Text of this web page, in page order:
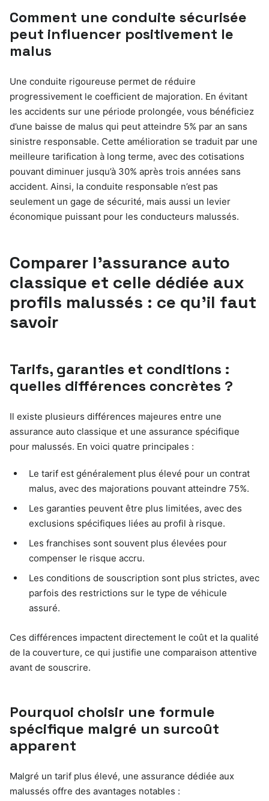
Comment une conduite sécurisée
peut influencer positivement le
malus
Une conduite rigoureuse permet de réduire
progressivement le coefficient de majoration. En évitant
les accidents sur une période prolongée, vous bénéficiez
d’une baisse de malus qui peut atteindre 5% par an sans
sinistre responsable. Cette amélioration se traduit par une
meilleure tarification à long terme, avec des cotisations
pouvant diminuer jusqu’à 30% après trois années sans
accident. Ainsi, la conduite responsable n’est pas
seulement un gage de sécurité, mais aussi un levier
économique puissant pour les conducteurs malussés.
Comparer l’assurance auto
classique et celle dédiée aux
profils malussés : ce qu’il faut
savoir
Tarifs, garanties et conditions :
quelles différences concrètes ?
Il existe plusieurs différences majeures entre une
assurance auto classique et une assurance spécifique
pour malussés. En voici quatre principales :
Le tarif est généralement plus élevé pour un contrat
malus, avec des majorations pouvant atteindre 75%.
Les garanties peuvent être plus limitées, avec des
exclusions spécifiques liées au profil à risque.
Les franchises sont souvent plus élevées pour
compenser le risque accru.
Les conditions de souscription sont plus strictes, avec
parfois des restrictions sur le type de véhicule
assuré.
Ces différences impactent directement le coût et la qualité
de la couverture, ce qui justifie une comparaison attentive
avant de souscrire.
Pourquoi choisir une formule
spécifique malgré un surcoût
apparent
Malgré un tarif plus élevé, une assurance dédiée aux
malussés offre des avantages notables :